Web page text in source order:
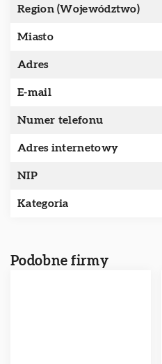
Region (Województwo)
Miasto
Adres
E-mail
Numer telefonu
Adres internetowy
NIP
Kategoria
Podobne firmy